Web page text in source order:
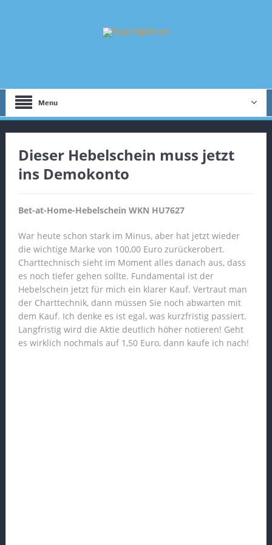
Menu
Dieser Hebelschein muss jetzt
ins Demokonto
Bet-at-Home-Hebelschein WKN HU7627
War heute schon stark im Minus, aber hat jetzt wieder
die wichtige Marke von 100,00 Euro zurückerobert.
Charttechnisch sieht im Moment alles danach aus, dass
es noch tiefer gehen sollte. Fundamental ist der
Hebelschein jetzt für mich ein klarer Kauf. Vertraut man
der Charttechnik, dann müssen Sie noch abwarten mit
dem Kauf. Ich denke es ist egal, was kurzfristig passiert.
Langfristig wird die Aktie deutlich höher notieren! Geht
es wirklich nochmals auf 1,50 Euro, dann kaufe ich nach!